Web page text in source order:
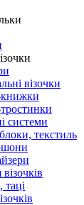
візочки
книжки
системи
текстиль